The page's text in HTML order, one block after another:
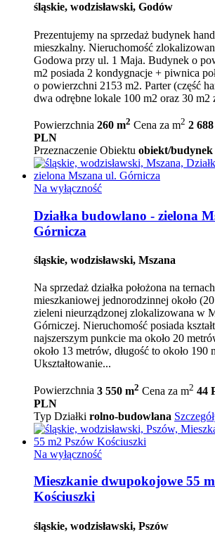
śląskie, wodzisławski, Godów
Prezentujemy na sprzedaż budynek
mieszkalny. Nieruchomość
Godowa przy ul. 1 Maja. Budynek o
m2 posiada 2 kondygnacje + piwnica
o powierzchni 2153 m2. Parter (część
dwa odrębne lokale 100 m2 oraz 30 m2
Powierzchnia 260 m2 Cena za m2 2
PLN
Przeznaczenie Obiektu obiekt/budynek
Na wyłączność
Działka budowlano - zielona
Górnicza
śląskie, wodzisławski, Mszana
Na sprzedaż działka położona na
mieszkaniowej jednorodzinnej około
zieleni nieurządzonej zlokalizowana w
Górniczej. Nieruchomość posiada
najszerszym punkcie ma około 20
około 13 metrów, długość to około 190
Ukształtowanie...
Powierzchnia 3 550 m2 Cena za m2 44
PLN
Typ Działki rolno-budowlana
Na wyłączność
Mieszkanie dwupokojowe 55
Kościuszki
śląskie, wodzisławski, Pszów